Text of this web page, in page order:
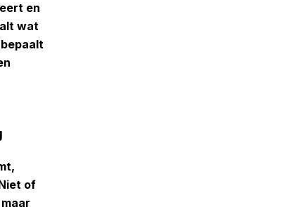
en
wat
of